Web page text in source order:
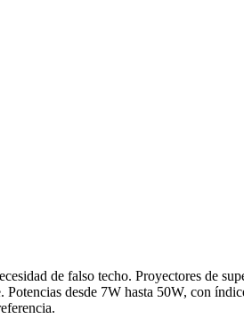
de falso techo. Proyectores de
desde 7W hasta 50W, con